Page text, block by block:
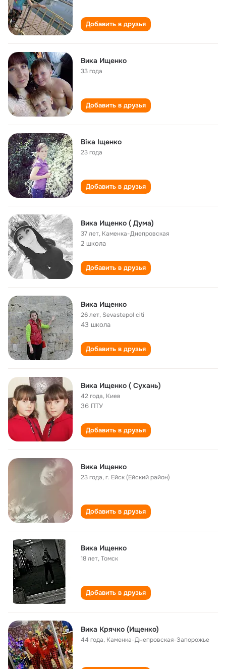
Добавить в друзья
Вика Ищенко
33 года
Добавить в друзья
Віка Іщенко
23 года
Добавить в друзья
Вика Ищенко ( Дума)
37 лет, Каменка-Днепровская
2 школа
Добавить в друзья
Вика Ищенко
26 лет, Sevastepol citi
43 школа
Добавить в друзья
Вика Ищенко ( Сухань)
42 года, Киев
36 ПТУ
Добавить в друзья
Вика Ищенко
23 года,г. Ейск (Ейский район)
Добавить в друзья
Вика Ищенко
18 лет,Томск
Добавить в друзья
Вика Крячко (Ищенко)
44 года, Каменка-Днепровская-Запорожье